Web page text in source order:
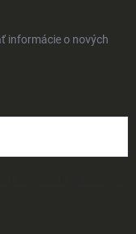
informácie o nových